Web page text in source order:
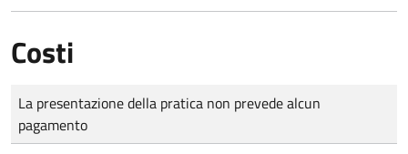
Costi
Tipo di pagamento
Importo
La presentazione della pratica non prevede alcun
pagamento